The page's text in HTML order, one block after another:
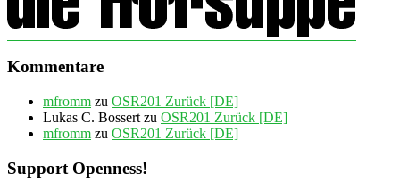
Kommentare
mfromm zu OSR201 Zurück [DE]
Lukas C. Bossert zu OSR201 Zurück [DE]
mfromm zu OSR201 Zurück [DE]
Support Openness!